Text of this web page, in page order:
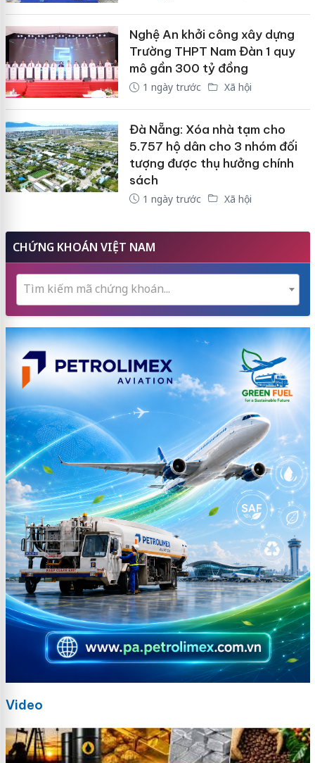
Nghệ An khởi công xây dựng
Trường THPT Nam Đàn 1 quy
mô gần 300 tỷ đồng
1 ngày trước Xã hội
Đà Nẵng: Xóa nhà tạm cho
5.757 hộ dân cho 3 nhóm đối
tượng được thụ hưởng chính
sách
1 ngày trước Xã hội
CHỨNG KHOÁN VIỆT NAM
Tìm kiếm mã chứng khoán...
Video